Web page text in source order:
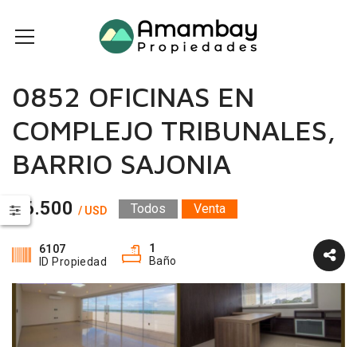
0852 OFICINAS EN
COMPLEJO TRIBUNALES,
BARRIO SAJONIA
56.500 / USD Todos Venta
6107
ID Propiedad
1
Baño